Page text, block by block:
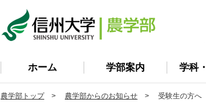
ホーム 学部案内 学科
農学部トップ> 農学部からのお知らせ > 受験生の方へ